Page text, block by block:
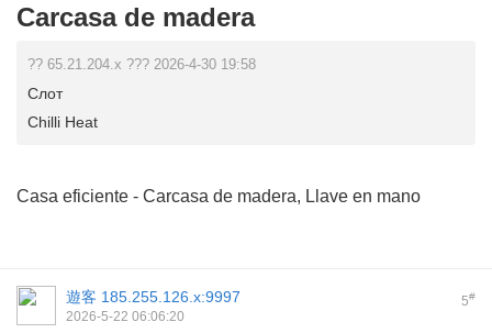
Carcasa de madera
?? 65.21.204.x ??? 2026-4-30 19:58
Слот
Chilli Heat
Casa eficiente - Carcasa de madera, Llave en mano
5#
遊客 185.255.126.x:9997
2026-5-22 06:06:20